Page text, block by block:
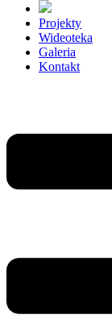
Projekty
Wideoteka
Galeria
Kontakt